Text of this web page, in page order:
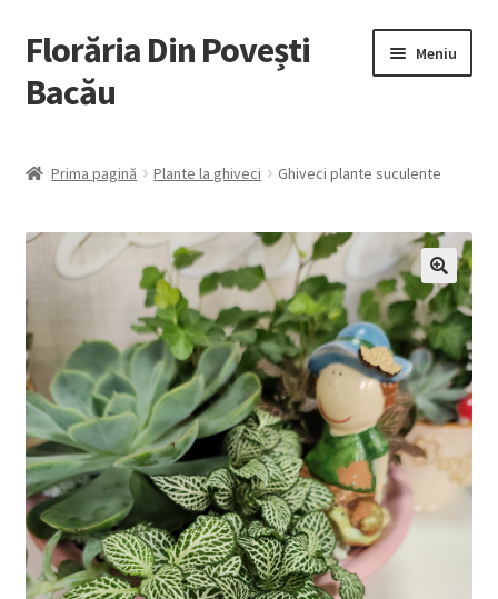
Sari
la
navigare
Sari
la
conținut
Florăria Din Povești
Bacău
Meniu
Plante la ghiveci
Flori Naturale
Nuntă
Botez
Contact
Prima pagină Plante la ghiveci Ghiveci plante suculente